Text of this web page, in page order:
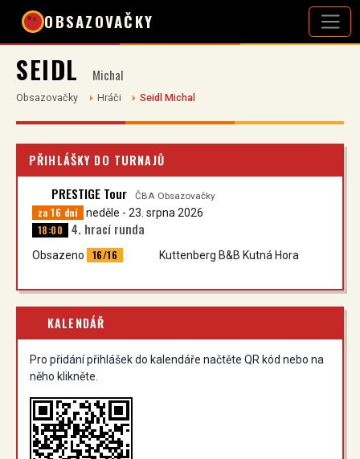
OBSAZOVAČKY
SEIDL Michal
Obsazovačky Hráči Seidl Michal
PŘIHLÁŠKY DO TURNAJŮ
PRESTIGE Tour ČBA Obsazovačky
za 16 dní neděle - 23. srpna 2026
18:00 4. hrací runda
Obsazeno 16/16 Kuttenberg B&B Kutná Hora
KALENDÁŘ
Pro přidání přihlášek do kalendáře načtěte QR kód nebo na
něho klikněte.